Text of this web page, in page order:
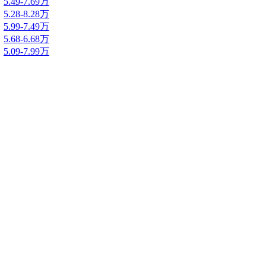
5.28-8.28万
5.99-7.49万
5.68-6.68万
5.09-7.99万